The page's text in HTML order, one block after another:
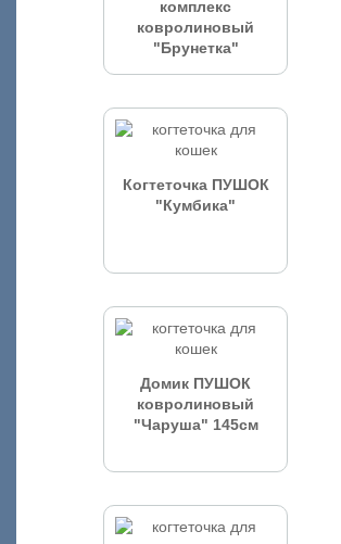
комплекс
ковролиновый
"Брунетка"
Когтеточка ПУШОК
"Кумбика"
Домик ПУШОК
ковролиновый
"Чаруша" 145см